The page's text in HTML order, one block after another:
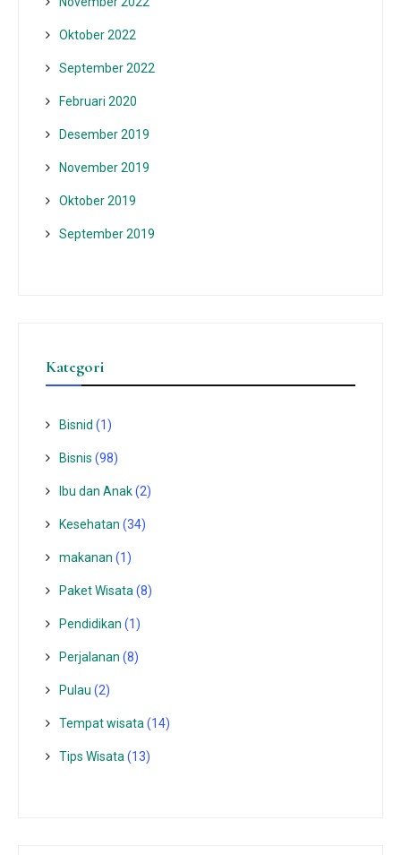
Oktober 2022
September 2022
Februari 2020
Desember 2019
November 2019
Oktober 2019
September 2019
Kategori
Bisnid (1)
Bisnis (98)
Ibu dan Anak(2)
Kesehatan (34)
makanan (1)
Paket Wisata (8)
Pendidikan (1)
Perjalanan (8)
Pulau (2)
Tempat wisata‎ (14)
Tips Wisata (13)